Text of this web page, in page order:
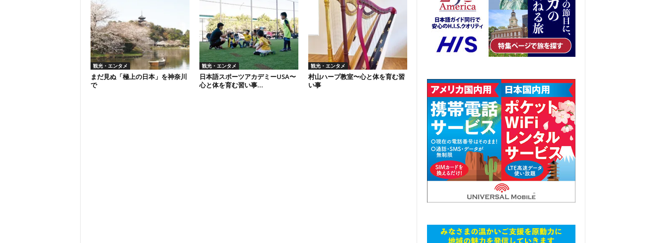
観光・エンタメ
まだ見ぬ「極上の日本」を神奈川
で
観光・エンタメ
日本語スポーツアカデミーUSA〜
心と体を育む習い事...
観光・エンタメ
村山ハープ教室〜心と体を育む習
い事